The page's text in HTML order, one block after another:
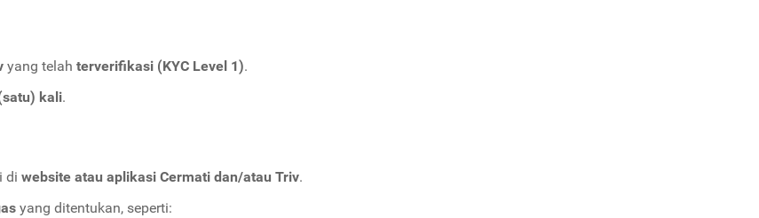
yang telah terverifikasi (KYC Level 1).
kali.
di website atau aplikasi Cermati dan/atau Triv.
yang ditentukan, seperti: